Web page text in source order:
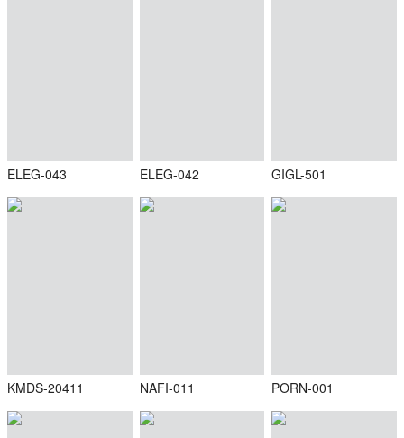
ELEG-043 ELEG-042 GIGL-501
KMDS-20411 NAFI-011 PORN-001